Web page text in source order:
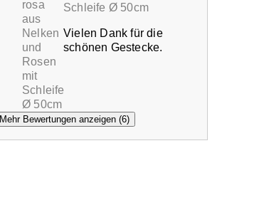
Schleife Ø 50cm
Vielen Dank für die
schönen Gestecke.
Mehr Bewertungen anzeigen (6)